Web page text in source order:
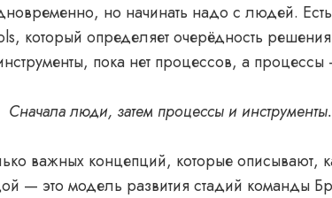
но начинать надо с людей.
который определяет очерёдность
пока нет процессов, а
Сначала люди, затем процессы и инструменты.
важных концепций, которые описывают,
— это модель развития стадий команды